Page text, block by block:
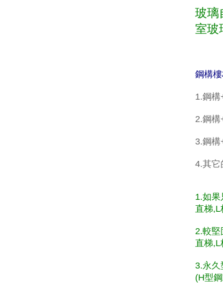
玻璃
室玻
鋼構
1.鋼
2.鋼構
3.鋼
4.其它
1.如
直梯
2.較堅
直梯
3.永久
(H型